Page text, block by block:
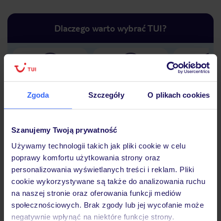
Zgoda Szczegóły O plikach cookies
Szanujemy Twoją prywatność
Używamy technologii takich jak pliki cookie w celu
poprawy komfortu użytkowania strony oraz
personalizowania wyświetlanych treści i reklam. Pliki
cookie wykorzystywane są także do analizowania ruchu
na naszej stronie oraz oferowania funkcji mediów
społecznościowych. Brak zgody lub jej wycofanie może
negatywnie wpłynąć na niektóre funkcje strony.
Dlaczego warto wybrać TUI?
Lider niskich cen
Największe biuro
30 lat w
Hotel
Opinie